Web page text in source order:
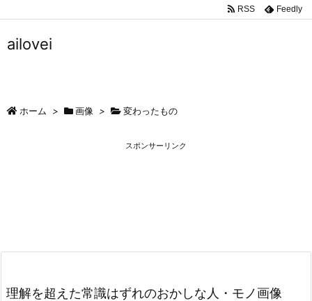
RSS Feedly
ailovei
ホーム > 画像 > 変わったもの
スポンサーリンク
理解を超えた常識はずれのおかしな人・モノ画像